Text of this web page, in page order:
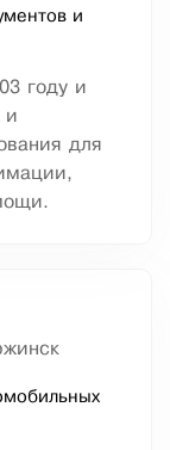
и
году и
и
для